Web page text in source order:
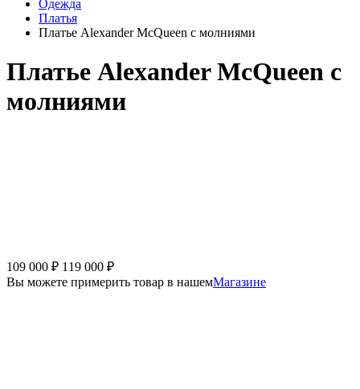
Одежда
Платья
Платье Alexander McQueen с молниями
Платье Alexander McQueen с
молниями
109 000 ₽ 119 000 ₽
Вы можете примерить товар в нашемМагазине